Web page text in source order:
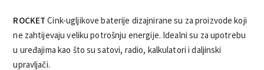
ROCKETCink-ugljikove baterije dizajnirane su za proizvode koji
ne zahtijevaju veliku potrošnju energije. Idealni su za upotrebu
u uređajima kao što su satovi, radio, kalkulatori i daljinski
upravljači.